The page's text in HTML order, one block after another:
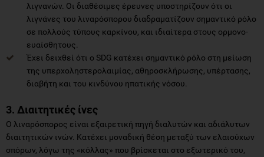
λιγνανών. Οι διαθέσιμες έρευνες υποστηρίζουν ότι οι
λιγνάνες του λιναρόσπορου διαδραματίζουν σημαντικό ρόλο
σε πολλούς τύπους καρκίνου, και ιδιαίτερα στους ορμονο-
ευαίσθητους.
Έχει δειχθεί ότι ο SDG κατέχει σημαντικό ρόλο στη μείωση
της υπερχοληστερολαιμίας, αθηροσκλήρωσης, υπέρτασης,
διαβήτη και του κινδύνου ηπατικής νόσου.
3. Διαιτητικές ίνες
Ο λιναρόσπορος είναι εξαιρετική πηγή διαλυτών και αδιάλυτων
διαιτητικών ινών. Κατέχει μοναδική θέση μεταξύ των ελαιούχων
σπόρων, λόγω της «κόλλας» που βρίσκεται στο εξωτερικό του,